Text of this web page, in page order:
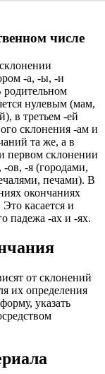
числе
-а, -ы, -и
родительном
нулевым (мам,
в третьем -ей
склонения -ам и
та же, а в
первом склонении
ов, -я (городами,
печами). В
окончаниях
касается и
падежа -ах и -ях.
от склонений
их определения
указать